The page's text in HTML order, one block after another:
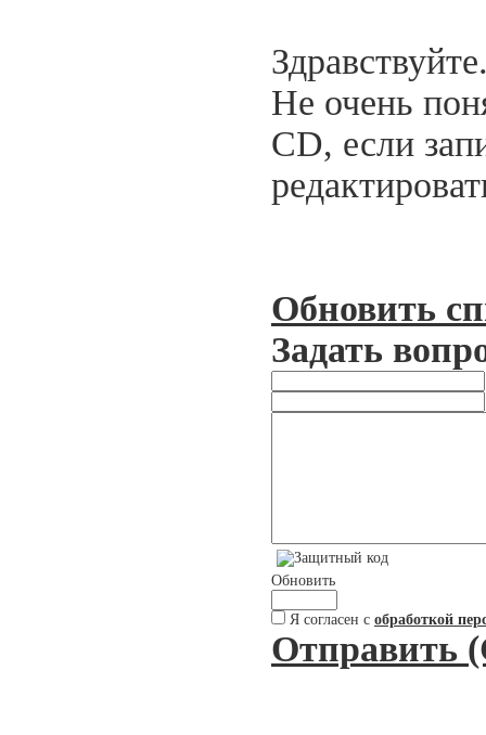
Не очень
CD, если
Обновить
Задать
Обновить
Я согласен с обработкой
Отправить